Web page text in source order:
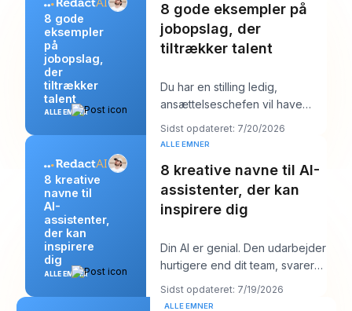
8 gode
eksempler
på
jobopslag,
der
tiltrækker
talent
ALLE EMNER
8 gode eksempler på
jobopslag, der
tiltrækker talent
Du har en stilling ledig,
ansættelseschefen vil have
“stærke kandidater inden
næste uge,” og din job
Sidst opdateret: 7/20/2026
8 kreative
navne til
AI-
assistenter,
der kan
inspirere
dig
ALLE EMNER
ALLE EMNER
8 kreative navne til AI-
assistenter, der kan
inspirere dig
Din AI er genial. Den udarbejder
hurtigere end dit team, svarer
klart og lyder måske endda
overraske
Sidst opdateret: 7/19/2026
ALLE EMNER